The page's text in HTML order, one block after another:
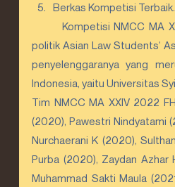
Berkas Kompetisi Terbaik.
politik Asian Law Students’
penyelenggaranya yang
Indonesia, yaitu Universitas
Tim NMCC MA XXIV 2022
(2020), Pawestri Nindyatami
Nurchaerani K (2020),
Purba (2020), Zaydan Azhar
Muhammad Sakti Maula